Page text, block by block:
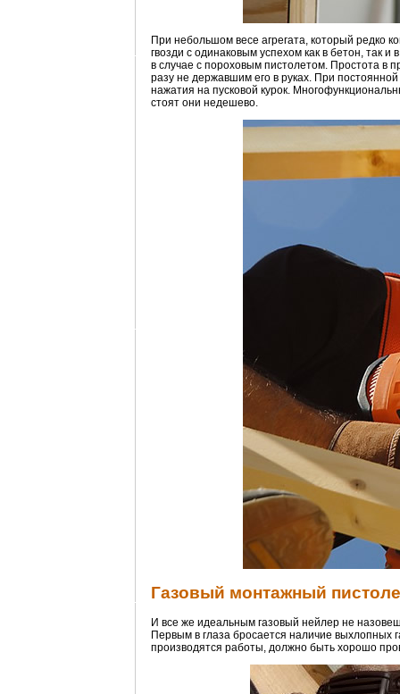
При небольшом весе агрегата, который редко
гвозди с одинаковым успехом как в бетон, так
в случае с пороховым пистолетом. Простота в
разу не державшим его в руках. При
нажатия на пусковой курок.
стоят они недешево.
Газовый монтажный
И все же идеальным газовый нейлер не
Первым в глаза бросается наличие
производятся работы, должно быть хорошо